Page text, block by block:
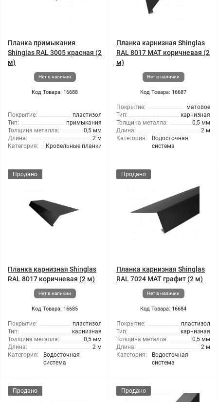
Планка примыкания
Shinglas RAL 3005 красная (2
м)
Нет в наличии
Код Товара: 16688
Покрытие:
пластизол
Тип:
примыкания
Толщина металла:
0,5 мм
Длина:
2 м
Категория:
Кровельные планки
Планка карнизная Shinglas
RAL 8017 МАТ коричневая (2
м)
Нет в наличии
Код Товара: 16687
Покрытие:
матовое
Тип:
карнизная
Толщина металла:
0,5 мм
Длина:
2 м
Категория:
Водосточная
система
Продано
Планка карнизная Shinglas
RAL 8017 коричневая (2 м)
Нет в наличии
Код Товара: 16685
Покрытие:
пластизол
Тип:
карнизная
Толщина металла:
0,5 мм
Длина:
2 м
Категория:
Водосточная
система
Продано
Планка карнизная Shinglas
RAL 7024 МАТ графит (2 м)
Нет в наличии
Код Товара: 16684
Покрытие:
пластизол
Тип:
карнизная
Толщина металла:
0,5 мм
Длина:
2 м
Категория:
Водосточная
система
Продано Продано